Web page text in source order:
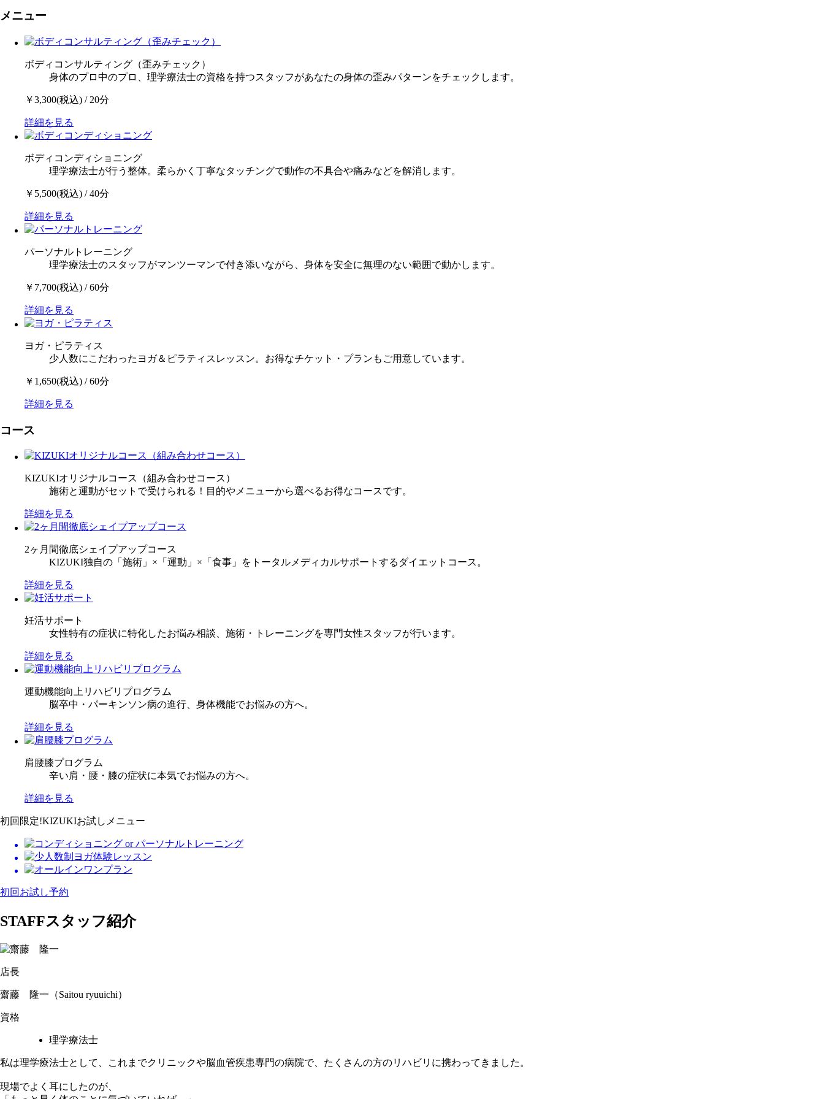
メニュー
ボディコンサルティング （歪みチェック）
身体のプロ中のプロ、理学療法士の資格を持つスタッフがあなたの身体の歪みパターンをチェックします。
￥3,300(税込) / 20分
詳細を見る
ボディコンディショニング
理学療法士が行う整体。柔らかく丁寧なタッチングで動作の不具合や痛みなどを解消します。
￥5,500(税込) / 40分
詳細を見る
パーソナルトレーニング
理学療法士のスタッフがマンツーマンで付き添いながら、身体を安全に無理のない範囲で動かします。
￥7,700(税込) / 60分
詳細を見る
ヨガ・ピラティス
少人数にこだわったヨガ＆ピラティスレッスン。お得なチケット・プランもご用意しています。
￥1,650(税込) / 60分
詳細を見る
コース
KIZUKIオリジナルコース
（組み合わせコース）
施術と運動がセットで受けられる！目的やメニューから選べるお得なコースです。
詳細を見る
2ヶ月間徹底シェイプアップコース
KIZUKI独自の「施術」×「運動」×「食事」をトータルメディカルサポートするダイエットコース。
詳細を見る
妊活サポート
女性特有の症状に特化したお悩み相談、施術・トレーニングを専門女性スタッフが行います。
詳細を見る
運動機能向上リハビリプログラム
脳卒中・パーキンソン病の進行、身体機能でお悩みの方へ。
詳細を見る
肩腰膝プログラム
辛い肩・腰・膝の症状に本気でお悩みの方へ。
詳細を見る
初回限定!KIZUKIお試しメニュー
初回お試し予約
STAFFスタッフ紹介
店長
齋藤 隆一 （Saitou ryuuichi）
資格
理学療法士
私は理学療法士として、これまでクリニックや脳血管疾患専門の病院で、たくさんの方のリハビリに携わってきました。
現場でよく耳にしたのが、